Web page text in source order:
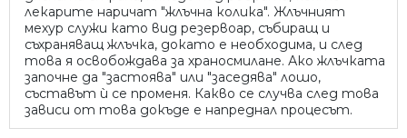
лекарите наричат "жлъчна колика". Жлъчният
мехур служи като вид резервоар, събиращ и
съхраняващ жлъчка, докато е необходима, и след
това я освобождава за храносмилане. Ако жлъчката
започне да "застоява" или "заседява" лошо,
съставът ѝ се променя. Какво се случва след това
зависи от това докъде е напреднал процесът.